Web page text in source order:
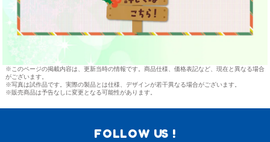
※このページの掲載内容は、更新当時の情報です。商品仕様、価格表記など、現在と異なる場合
がございます。
※写真は試作品です。実際の製品とは仕様、デザインが若干異なる場合がございます。
※販売商品は予告なしに変更となる可能性があります。
FOLLOW US !